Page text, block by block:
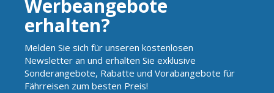
Werbeangebote
erhalten?
Melden Sie sich für unseren kostenlosen
Newsletter an und erhalten Sie exklusive
Sonderangebote, Rabatte und Vorabangebote für
Fährreisen zum besten Preis!